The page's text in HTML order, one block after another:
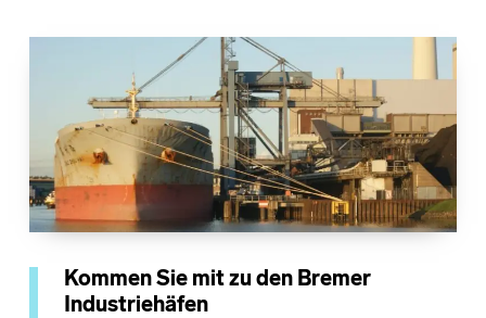
Kommen Sie mit zu den Bremer
Industriehäfen